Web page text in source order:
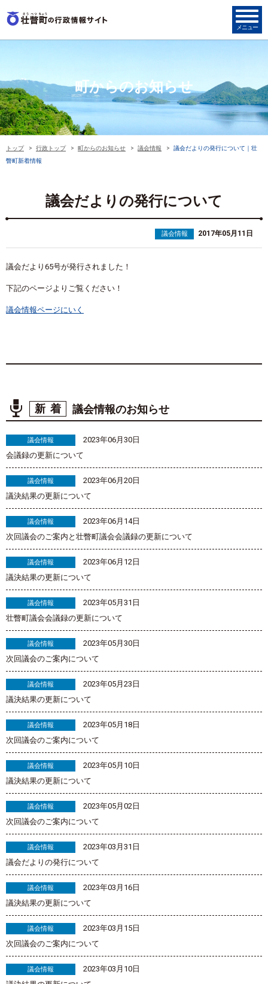
町からのお知らせ
トップ 行政トップ 町からのお知らせ 議会情報
議会だよりの発行について｜壮
瞥町新着情報
議会だよりの発行について
議会情報 2017年05月11日
議会だより65号が発行されました！
下記のページよりご覧ください！
議会情報ページにいく
新着 議会情報のお知らせ
議会情報
2023年06月30日
会議録の更新について
議会情報
2023年06月20日
議決結果の更新について
議会情報
2023年06月14日
次回議会のご案内と壮瞥町議会会議録の更新について
議会情報
2023年06月12日
議決結果の更新について
議会情報
2023年05月31日
壮瞥町議会会議録の更新について
議会情報
2023年05月30日
次回議会のご案内について
議会情報
2023年05月23日
議決結果の更新について
議会情報
2023年05月18日
次回議会のご案内について
議会情報
2023年05月10日
議決結果の更新について
議会情報
2023年05月02日
次回議会のご案内について
議会情報
2023年03月31日
議会だよりの発行について
議会情報
2023年03月16日
議決結果の更新について
議会情報
2023年03月15日
次回議会のご案内について
議会情報
2023年03月10日